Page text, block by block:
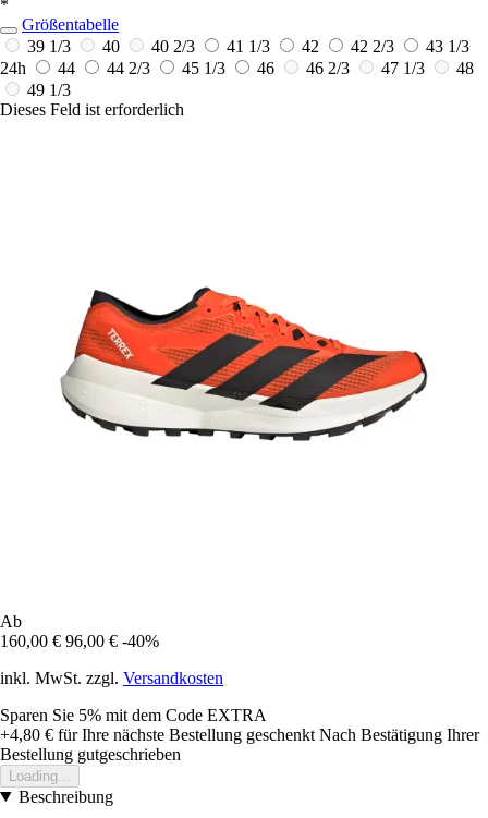
*
Größentabelle
39 1/3
40 40 2/3 41 1/3 42 42 2/3
43 1/3
24h
44 44 2/3 45 1/3 46 46 2/3 47 1/3
48
49 1/3
Dieses Feld ist erforderlich
Ab
160,00 € 96,00 € -40%
inkl. MwSt. zzgl. Versandkosten
Sparen Sie 5% mit dem Code EXTRA
+4,80 € für Ihre nächste Bestellung geschenkt Nach Bestätigung Ihrer
Bestellung gutgeschrieben
Loading...
Beschreibung